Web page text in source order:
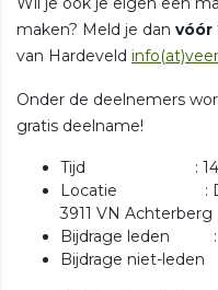
maken? Meld je dan vóór
van Hardeveld
Onder de deelnemers
gratis deelname!
Tijd : 14.00
Locatie : De
3911 VN Achterberg
Bijdrage leden :
Bijdrage niet-leden